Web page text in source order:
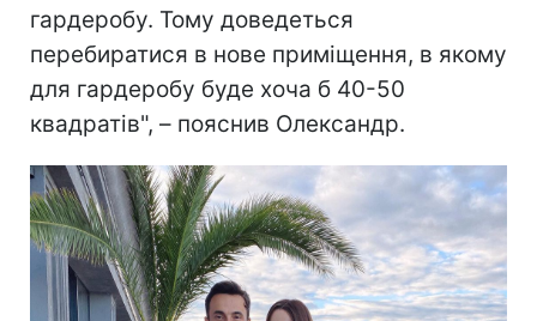
гардеробу. Тому доведеться
перебиратися в нове приміщення, в якому
для гардеробу буде хоча б 40-50
квадратів", – пояснив Олександр.